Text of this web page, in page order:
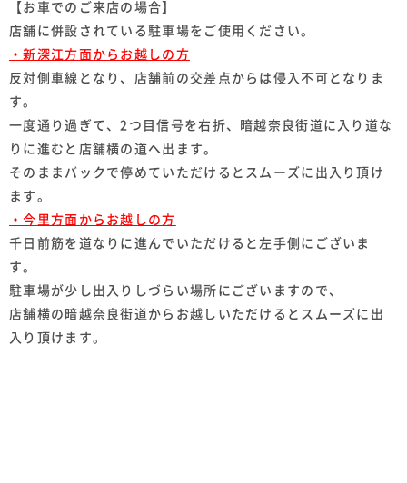
【お車でのご来店の場合】
店舗に併設されている駐車場をご使用ください。
・新深江方面からお越しの方
反対側車線となり、店舗前の交差点からは侵入不可となりま
す。
一度通り過ぎて、2つ目信号を右折、暗越奈良街道に入り道な
りに進むと店舗横の道へ出ます。
そのままバックで停めていただけるとスムーズに出入り頂け
ます。
・今里方面からお越しの方
千日前筋を道なりに進んでいただけると左手側にございま
す。
駐車場が少し出入りしづらい場所にございますので、
店舗横の暗越奈良街道からお越しいただけるとスムーズに出
入り頂けます。